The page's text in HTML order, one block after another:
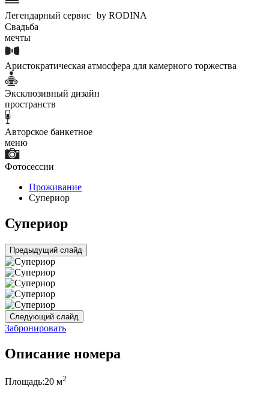
Легендарный сервис by RODINA
Свадьба
мечты
Аристократическая атмосфера для камерного торжества
Эксклюзивный дизайн
пространств
Авторское банкетное
меню
Фотосессии
Проживание
Супериор
Супериор
Предыдущий слайд
Следующий слайд
Забронировать
Описание номера
Площадь:20 м2